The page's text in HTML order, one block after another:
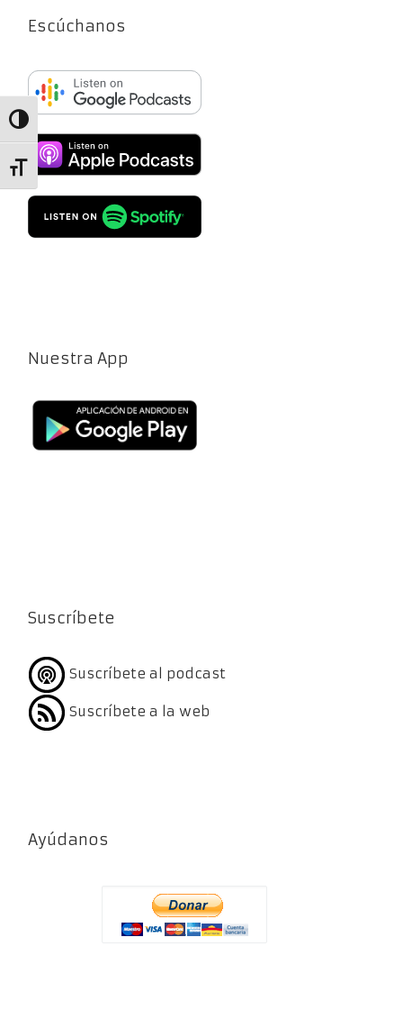
Alternar alto contraste
Alternar tamaño de letra
Escúchanos
Nuestra App
Suscríbete
Suscríbete al podcast
Suscríbete a la web
Ayúdanos